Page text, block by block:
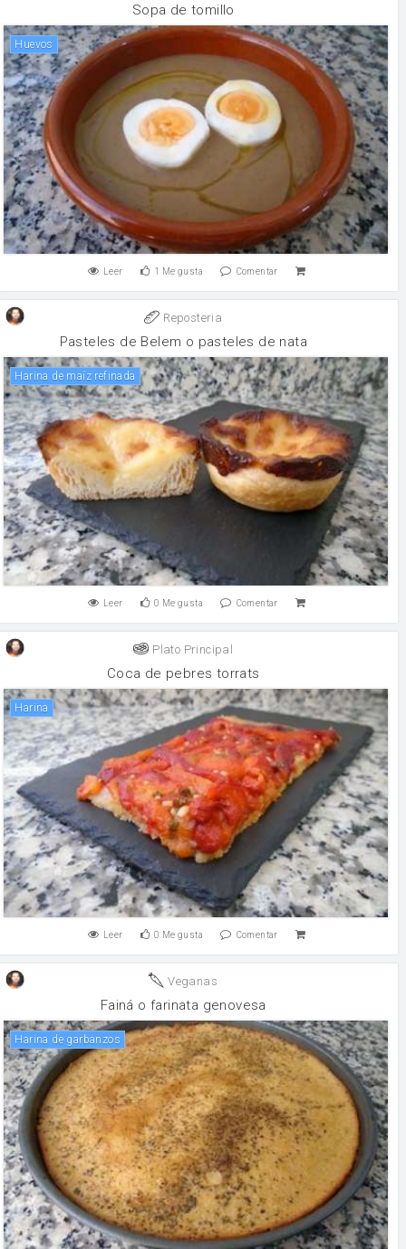
Sopa de tomillo
huevos
Leer 1 Me gusta Comentar
Reposteria
Pasteles de Belem o pasteles de nata
Harina de maíz refinada
Leer 0 Me gusta Comentar
Plato Principal
Coca de pebres torrats
harina
Leer 0 Me gusta Comentar
Veganas
Fainá o farinata genovesa
Harina de garbanzos